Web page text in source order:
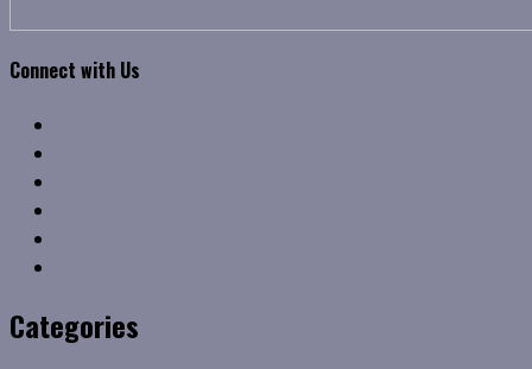
Connect with Us
Categories